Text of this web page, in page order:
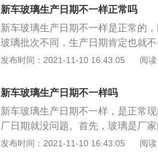
有几个点和一个数字组成，数字代
新车玻璃生产日期不一样正常吗
新车玻璃生产日期不一样是正常的
玻璃批次不同，生产日期肯定也就
字和图案，代表着汽车厂商、玻璃
字，后面的数字就是汽车生产年份
字前面，那么就用7减去黑点个数；
点个数。3、如果汽车玻璃标识上还
一个加粗小黑点是第四周、两个加
发布时间：2021-11-10 16:43:05 阅
新车玻璃生产日期不一样吗
新车玻璃生产日期不一样，是正常
厂日期就没问题。首先，玻璃是厂
后用于组装车子。因为采购的批次
发布时间：2021-11-10 16:43:05 阅